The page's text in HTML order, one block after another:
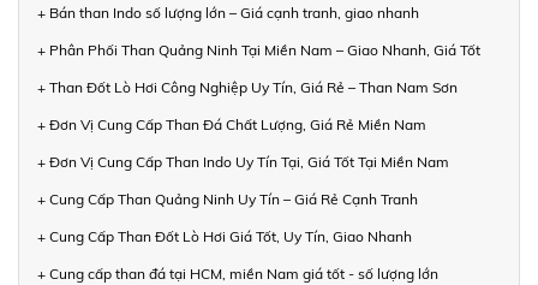
+ Bán than Indo số lượng lớn – Giá cạnh tranh, giao nhanh
+ Phân Phối Than Quảng Ninh Tại Miền Nam – Giao Nhanh, Giá Tốt
+ Than Đốt Lò Hơi Công Nghiệp Uy Tín, Giá Rẻ – Than Nam Sơn
+ Đơn Vị Cung Cấp Than Đá Chất Lượng, Giá Rẻ Miền Nam
+ Đơn Vị Cung Cấp Than Indo Uy Tín Tại, Giá Tốt Tại Miền Nam
+ Cung Cấp Than Quảng Ninh Uy Tín – Giá Rẻ Cạnh Tranh
+ Cung Cấp Than Đốt Lò Hơi Giá Tốt, Uy Tín, Giao Nhanh
+ Cung cấp than đá tại HCM, miền Nam giá tốt - số lượng lớn